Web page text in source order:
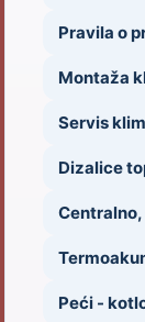
Pravila o
Montaža
Servis
Dizalice
Peći -